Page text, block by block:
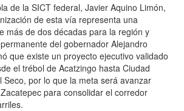
de la SICT federal, Javier Aquino Limón,
de esta vía representa una
más de dos décadas para la región y
del gobernador Alejandro
que existe un proyecto ejecutivo validado
el trébol de Acatzingo hasta Ciudad
Seco, por lo que la meta será avanzar
para consolidar el corredor